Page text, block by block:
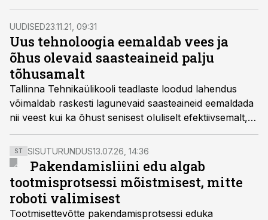
olukord, kus kraana töötab Ida-Virumaal, kuid selle
juht „tõmbab kangi“ hoopis Hiiumaal.
UUDISED23.11.21, 09:31
Uus tehnoloogia eemaldab vees ja
õhus olevaid saasteaineid palju
tõhusamalt
Tallinna Tehnikaülikooli teadlaste loodud lahendus
võimaldab raskesti lagunevaid saasteaineid eemaldada
nii veest kui ka õhust senisest oluliselt efektiivsemalt,
kuid uue tehnoloogia rakendamine sõltub paraku nii
rahast kui ka riigi ja erasektori huvist.
ST SISUTURUNDUS13.07.26, 14:36
Pakendamisliini edu algab
tootmisprotsessi mõistmisest, mitte
roboti valimisest
Tootmisettevõtte pakendamisprotsessi eduka